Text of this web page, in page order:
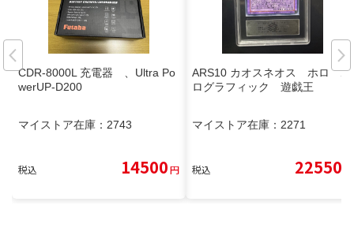
CDR-8000L 充電器 、Ultra Po
werUP-D200
マイストア在庫： 2743
税込 14500円
ARS10 カオスネオス ホロ ホ
ログラフィック 遊戯王
マイストア在庫： 2271
税込 22550